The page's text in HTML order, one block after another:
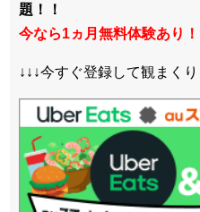
題！！
今なら1ヵ月無料体験あり！
↓↓↓今すぐ登録して観まく